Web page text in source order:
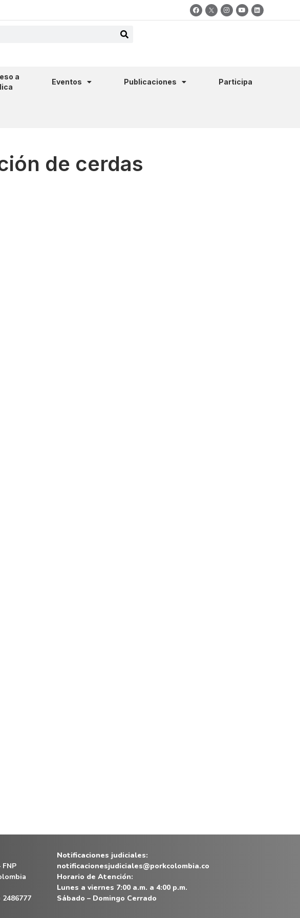
a
Eventos Publicaciones
Participa
de cerdas
Notificaciones judiciales:
notificacionesjudiciales@porkcolombia.co
Horario de Atención:
Lunes a viernes 7:00 a.m. a 4:00 p.m.
Sábado – Domingo Cerrado